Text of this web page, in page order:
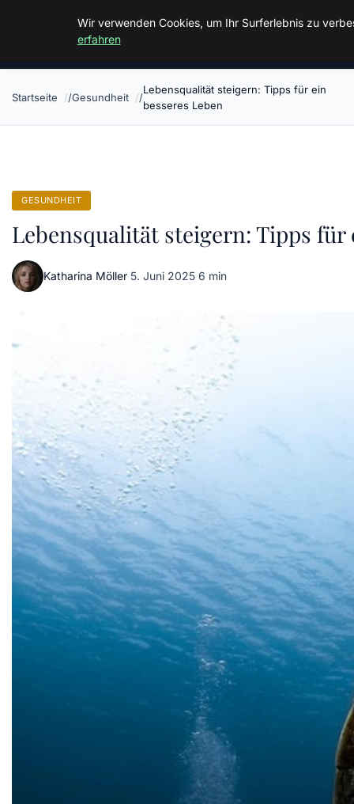
Malzminden
Startseite Gesundheit
Lebensqualität steigern: Tipps für ein
besseres Leben
GESUNDHEIT
Lebensqualität steigern: Tipps für
Katharina Möller·5. Juni 2025·6 min
Wir verwenden Cookies, um Ihr Surferlebnis zu
erfahren